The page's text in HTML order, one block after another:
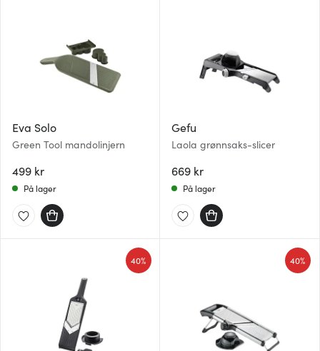
Eva Solo
Green Tool mandolinjern
499 kr
På lager
Gefu
Laola grønnsaks-slicer
669 kr
På lager
40% 40%